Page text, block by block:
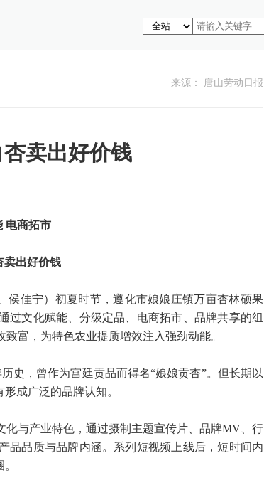
来源： 唐山劳动日报
卖出好价钱
电商拓市
卖出好价钱
侯佳宁）初夏时节，遵化市娘娘庄镇万亩杏林硕果
过文化赋能、分级定品、电商拓市、品牌共享的组
富，为特色农业提质增效注入强劲动能。
史，曾作为宫廷贡品而得名“娘娘贡杏”。但长期以
成广泛的品牌认知。
与产业特色，通过摄制主题宣传片、品牌MV、行
品品质与品牌内涵。系列短视频上线后，短时间内